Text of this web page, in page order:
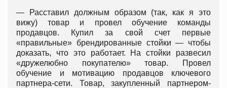
— Расставил должным образом (так, как я это
вижу) товар и провел обучение команды
продавцов. Купил за свой счет первые
«правильные» брендированные стойки — чтобы
доказать, что это работает. На стойки развесил
«дружелюбно покупателю» товар. Провел
обучение и мотивацию продавцов ключевого
партнера-сети. Товар, закупленный партнером-